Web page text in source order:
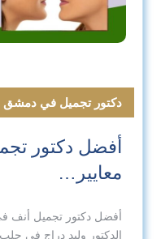
دكتور تجميل في دمشق
معايير…
الدكتور وليد دراج في